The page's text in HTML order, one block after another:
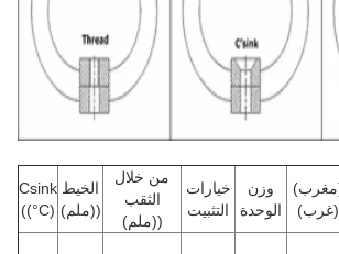
(غرب)
وزن
الوحدة
خيارات
التثبيت
من خلال
الثقب
((ملم)
الخيط
((ملم)
Csink
((°C)